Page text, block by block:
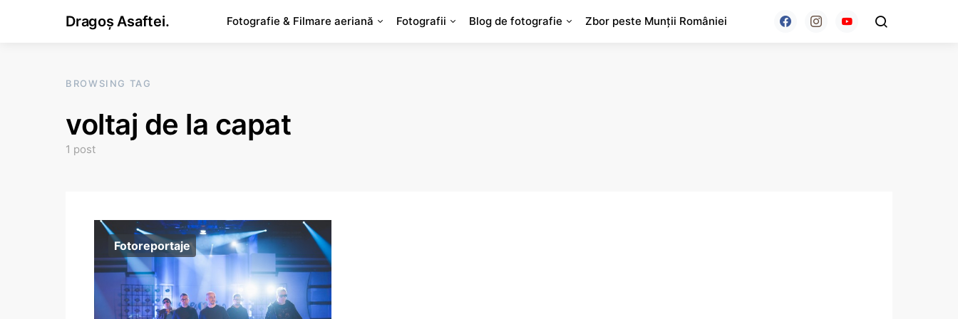
Dragoș Asaftei. Fotografie & Filmare aeriană Fotografii Blog de fotografie Zbor peste Munții României
BROWSING TAG
voltaj de la capat
1 post
Fotoreportaje